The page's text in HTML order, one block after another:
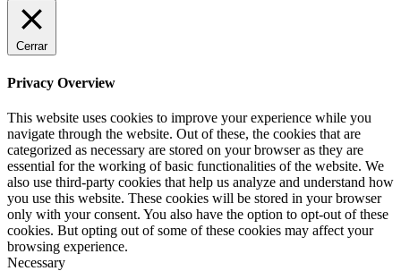
Cerrar
Privacy Overview
This website uses cookies to improve your experience while you
navigate through the website. Out of these, the cookies that are
categorized as necessary are stored on your browser as they are
essential for the working of basic functionalities of the website. We
also use third-party cookies that help us analyze and understand how
you use this website. These cookies will be stored in your browser
only with your consent. You also have the option to opt-out of these
cookies. But opting out of some of these cookies may affect your
browsing experience.
Necessary